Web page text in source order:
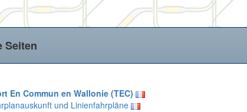
Seiten
En Commun en Wallonie (TEC)
und Linienfahrpläne